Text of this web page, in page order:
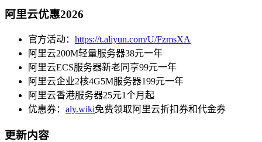
阿里云优惠2026
官方活动： https://t.aliyun.com/U/FzmsXA
阿里云200M轻量服务器38元一年
阿里云ECS服务器新老同享99元一年
阿里云企业2核4G5M服务器199元一年
阿里云香港服务器25元1个月起
优惠券： aly.wiki免费领取阿里云折扣券和代金券
更新内容